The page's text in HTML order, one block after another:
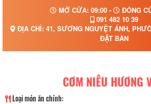
MỞ CỬA: 09:00 -
ĐÓNG
091 482 10 39
ĐỊA CHỈ: 41, SƯƠNG NGUYỆT ÁNH,
ĐẶT BÀN
CƠM NIÊU HƯƠNG
Loại món ăn chính: